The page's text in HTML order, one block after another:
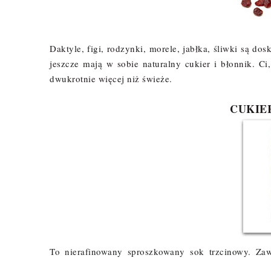
Daktyle, figi, rodzynki, morele, jabłka, śliwki są
jeszcze mają w sobie naturalny cukier i błonnik.
dwukrotnie więcej niż świeże.
To nierafinowany sproszkowany sok trzcinowy.